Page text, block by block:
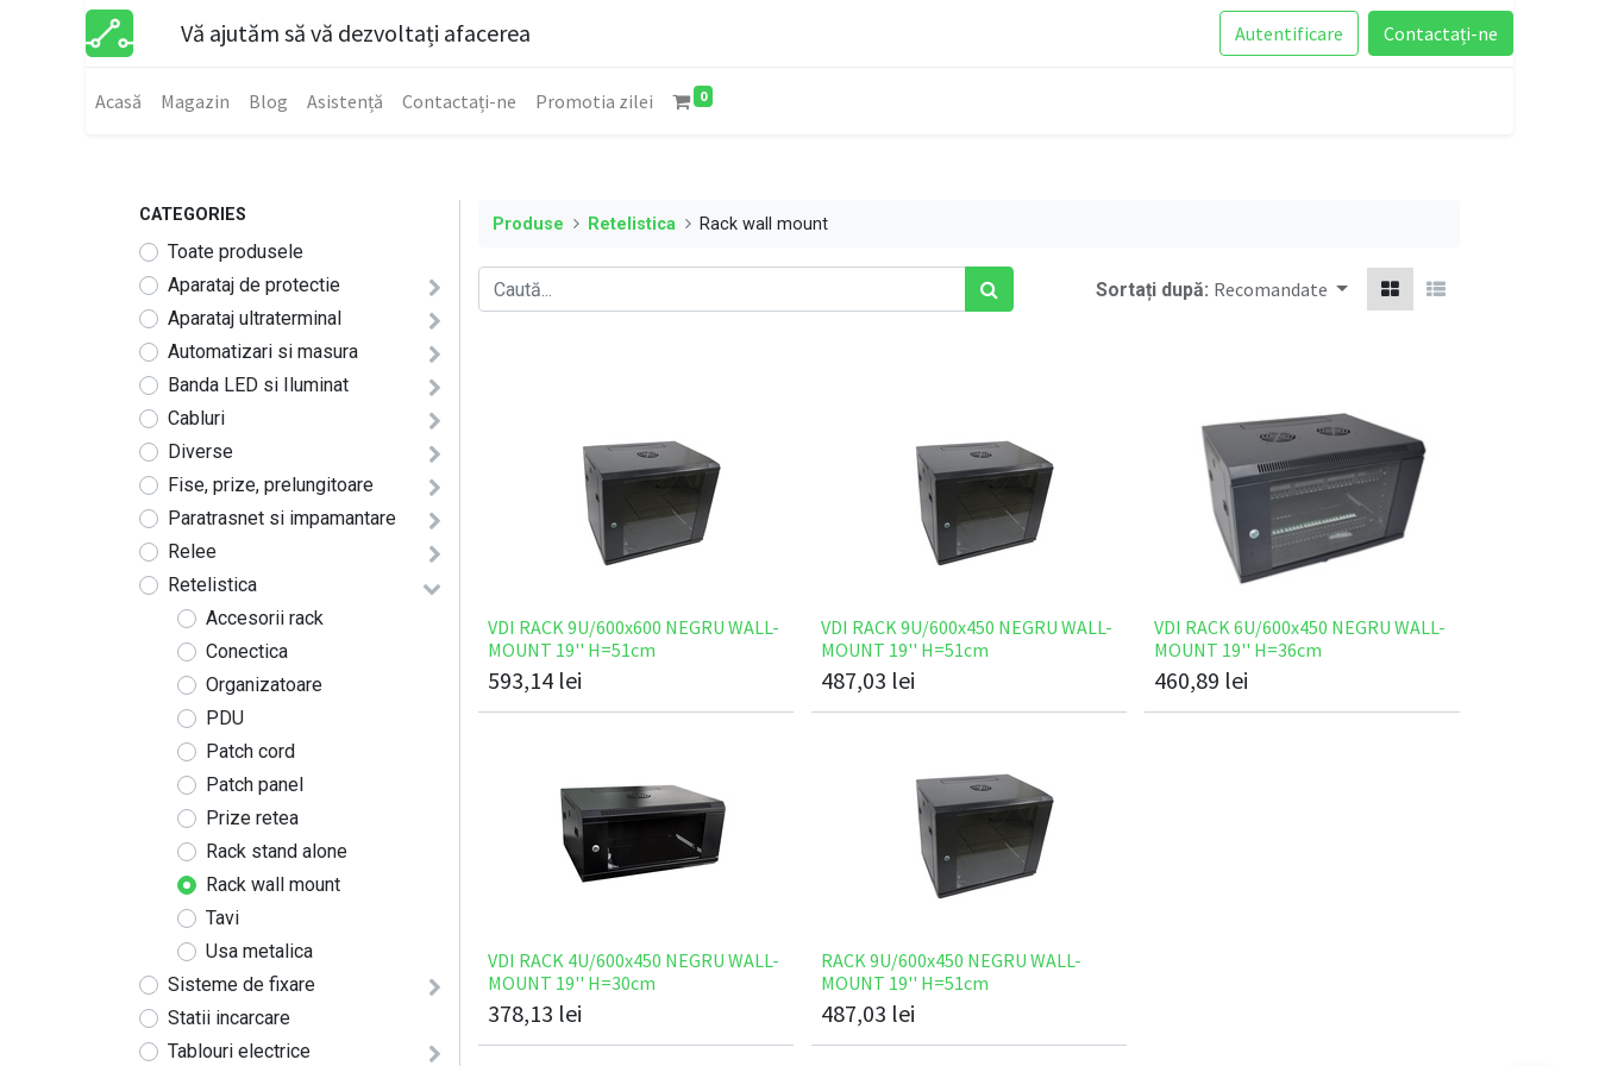
Vă ajutăm să vă dezvoltați afacerea Autentificare Contactați-ne
Acasă Magazin Blog Asistență Contactați-ne Promotia zilei 0
CATEGORIES
Toate produsele
Aparataj de protectie
Aparataj ultraterminal
Automatizari si masura
Banda LED si Iluminat
Cabluri
Diverse
Fise, prize, prelungitoare
Paratrasnet si impamantare
Relee
Retelistica
Accesorii rack
Conectica
Organizatoare
PDU
Patch cord
Patch panel
Prize retea
Rack stand alone
Rack wall mount
Tavi
Usa metalica
Sisteme de fixare
Statii incarcare
Tablouri electrice
Produse Retelistica Rack wall mount
Sortați după: Recomandate
VDI RACK 9U/600x600 NEGRU WALL-
MOUNT 19'' H=51cm
593,14 lei
VDI RACK 9U/600x450 NEGRU WALL-
MOUNT 19'' H=51cm
487,03 lei
VDI RACK 6U/600x450 NEGRU WALL-
MOUNT 19'' H=36cm
460,89 lei
VDI RACK 4U/600x450 NEGRU WALL-
MOUNT 19'' H=30cm
378,13 lei
RACK 9U/600x450 NEGRU WALL-
MOUNT 19'' H=51cm
487,03 lei